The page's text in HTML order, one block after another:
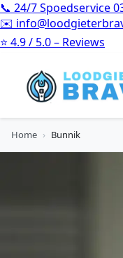
📞 24/7 Spoedservice
✉️
⭐ 4.9 / 5.0 – Reviews
Home › Bunnik